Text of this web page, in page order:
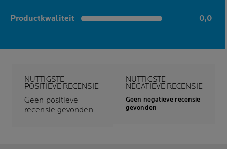
Productkwaliteit
0,0 out of 5 stars 0,0
NUTTIGSTE
POSITIEVE RECENSIE
Geen positieve
recensie gevonden
NUTTIGSTE
NEGATIEVE RECENSIE
Geen negatieve recensie
gevonden